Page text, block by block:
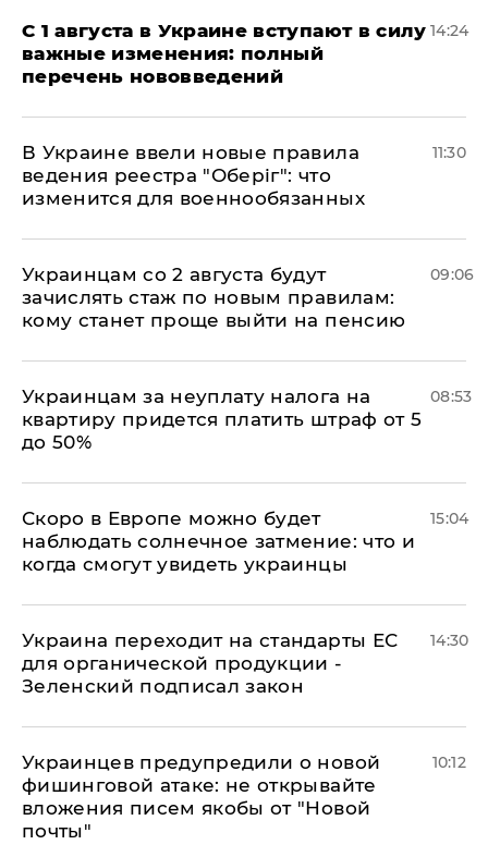
С 1 августа в Украине вступают в силу
важные изменения: полный
перечень нововведений
14:24
В Украине ввели новые правила
ведения реестра "Оберіг": что
изменится для военнообязанных
11:30
Украинцам со 2 августа будут
зачислять стаж по новым правилам:
кому станет проще выйти на пенсию
09:06
Украинцам за неуплату налога на
квартиру придется платить штраф от 5
до 50%
08:53
Скоро в Европе можно будет
наблюдать солнечное затмение: что и
когда смогут увидеть украинцы
15:04
Украина переходит на стандарты ЕС
для органической продукции -
Зеленский подписал закон
14:30
Украинцев предупредили о новой
фишинговой атаке: не открывайте
вложения писем якобы от "Новой
почты"
10:12